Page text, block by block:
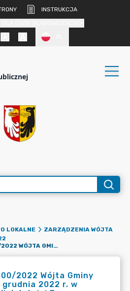
INSTRUKCJA
LOKALNE
ZARZĄDZENIA WÓJTA
ZARZĄDZENIE NR 300/2022 WÓJTA GMINY RASZYN Z DNIA 30 GRUDNIA 2022 R. W SPRAWIE ZMIANY WIELOLETNIEJ PROGNOZY FINANSOWEJ GMINY RASZYN NA LATA 2022-2030
2022 Wójta Gminy
grudnia 2022 r. w